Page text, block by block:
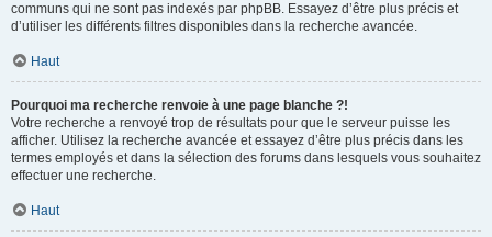
communs qui ne sont pas indexés par phpBB. Essayez d’être plus précis et
d’utiliser les différents filtres disponibles dans la recherche avancée.
Haut
Pourquoi ma recherche renvoie à une page blanche ?!
Votre recherche a renvoyé trop de résultats pour que le serveur puisse les
afficher. Utilisez la recherche avancée et essayez d’être plus précis dans les
termes employés et dans la sélection des forums dans lesquels vous souhaitez
effectuer une recherche.
Haut